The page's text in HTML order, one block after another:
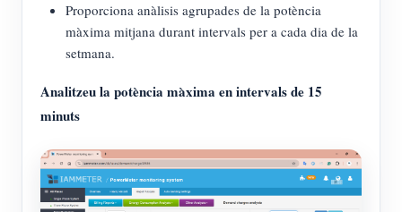
Proporciona anàlisis agrupades de la potència
màxima mitjana durant intervals per a cada dia de la
setmana.
Analitzeu la potència màxima en intervals de 15
minuts